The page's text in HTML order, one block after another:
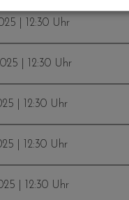
| 12:30 Uhr
| 12:30 Uhr
| 12:30 Uhr
| 12:30 Uhr
| 12:30 Uhr